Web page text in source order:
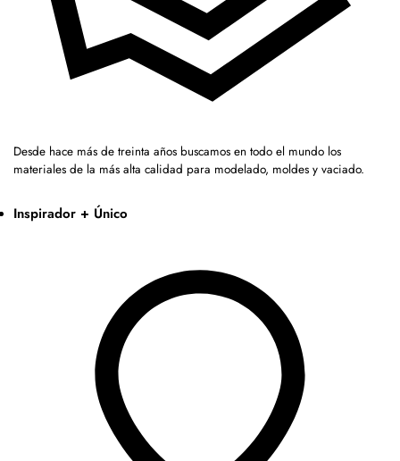
Desde hace más de treinta años buscamos en todo el mundo los
materiales de la más alta calidad para modelado, moldes y vaciado.
Inspirador + Único